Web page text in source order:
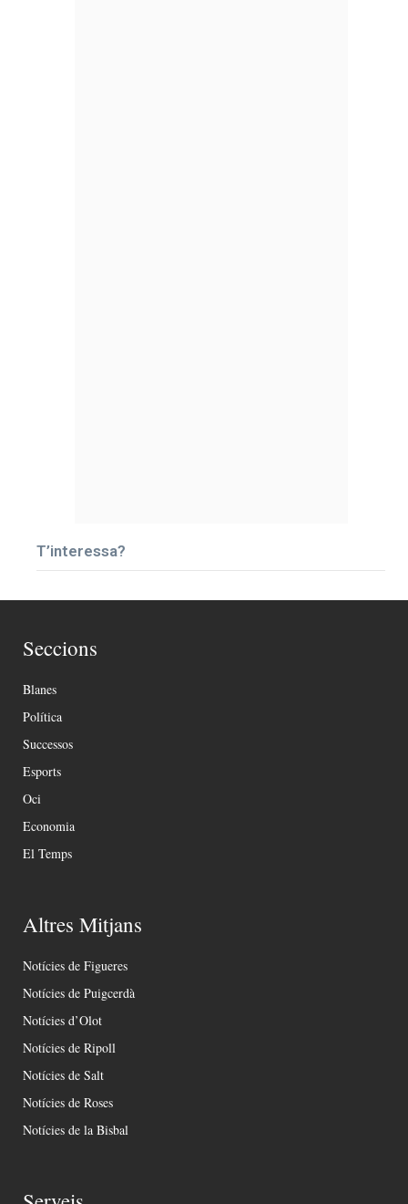
T’interessa?
Seccions
Blanes
Política
Successos
Esports
Oci
Economia
El Temps
Altres Mitjans
Notícies de Figueres
Notícies de Puigcerdà
Notícies d’Olot
Notícies de Ripoll
Notícies de Salt
Notícies de Roses
Notícies de la Bisbal